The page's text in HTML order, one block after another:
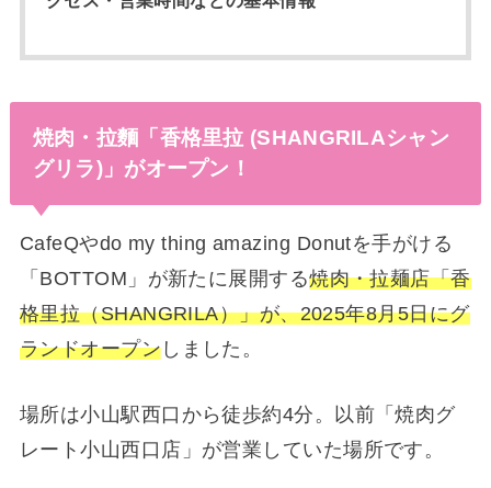
焼肉・拉麵「香格里拉 (SHANGRILAシャン
グリラ)」がオープン！
CafeQやdo my thing amazing Donutを手がける
「BOTTOM」が新たに展開する焼肉・拉麺店「香
格里拉（SHANGRILA）」が、2025年8月5日にグ
ランドオープン しました。
場所は小山駅西口から徒歩約4分。以前「焼肉グ
レート小山西口店」が営業していた場所です。